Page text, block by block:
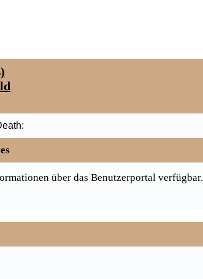
über das Benutzerportal verfügbar.